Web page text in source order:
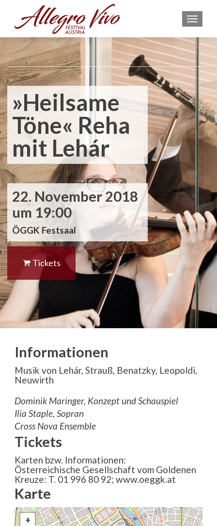
»Heilsame
Töne« Reha
mit Lehár
22. November 2018
um 19:00
ÖGGK Festsaal
Tickets
Informationen
Musik von Lehár, Strauß, Benatzky, Leopoldi,
Neuwirth
Dominik Maringer, Konzept und Schauspiel
Ilia Staple, Sopran
Cross Nova Ensemble
Tickets
Karten bzw. Informationen:
Österreichische Gesellschaft vom Goldenen
Kreuze: T. 01 996 80 92; www.oeggk.at
Karte
+